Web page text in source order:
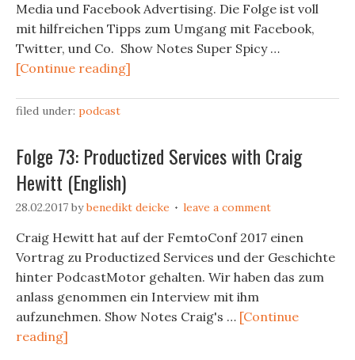
Media und Facebook Advertising. Die Folge ist voll
mit hilfreichen Tipps zum Umgang mit Facebook,
Twitter, und Co. Show Notes Super Spicy …
[Continue reading]
filed under: podcast
Folge 73: Productized Services with Craig
Hewitt (English)
28.02.2017 bybenedikt deicke leave a comment
Craig Hewitt hat auf der FemtoConf 2017 einen
Vortrag zu Productized Services und der Geschichte
hinter PodcastMotor gehalten. Wir haben das zum
anlass genommen ein Interview mit ihm
aufzunehmen. Show Notes Craig's … [Continue
reading]